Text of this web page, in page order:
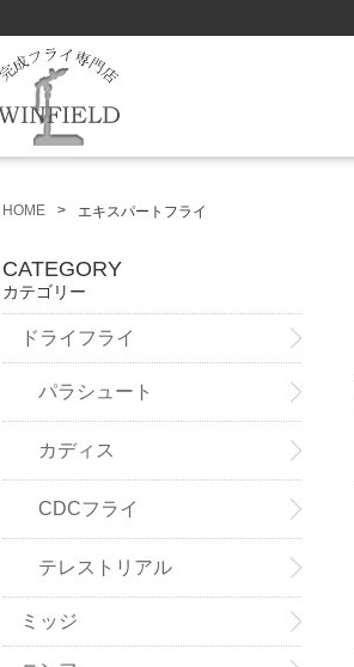
HOME エキスパートフライ
CATEGORY
カテゴリー
ドライフライ
パラシュート
カディス
CDCフライ
テレストリアル
ミッジ